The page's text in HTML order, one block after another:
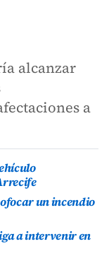
alcanzar
a
un incendio
a intervenir en